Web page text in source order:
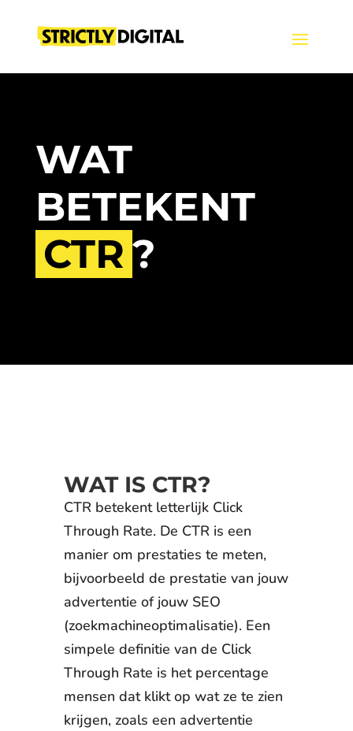
WAT
BETEKENT
CTR?
WAT IS CTR?
CTR betekent letterlijk Click
Through Rate. De CTR is een
manier om prestaties te meten,
bijvoorbeeld de prestatie van jouw
advertentie of jouw SEO
(zoekmachineoptimalisatie). Een
simpele definitie van de Click
Through Rate is het percentage
mensen dat klikt op wat ze te zien
krijgen, zoals een advertentie